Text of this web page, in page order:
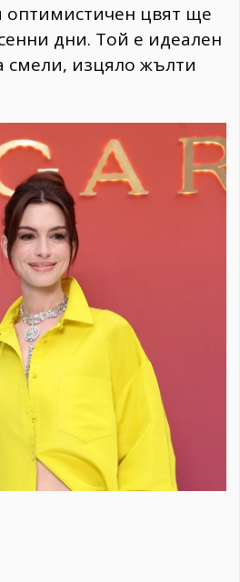
оптимистичен цвят ще
дни. Той е идеален
смели, изцяло жълти